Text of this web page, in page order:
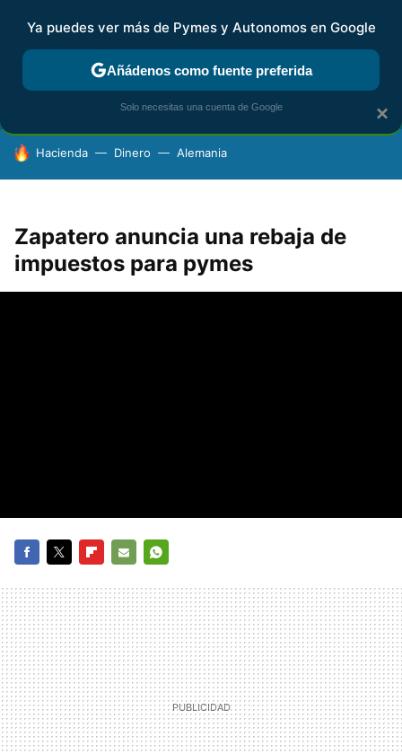
FISCALIDAD Y CONTABILIDAD KIT DIGITAL RENTA
HOY SE HABLA DE
Hacienda Dinero Alemania
Zapatero anuncia una rebaja de
impuestos para pymes
MAIL
×
Ya puedes ver más de Pymes y Autonomos en Google
Añádenos como fuente preferida
Solo necesitas una cuenta de Google